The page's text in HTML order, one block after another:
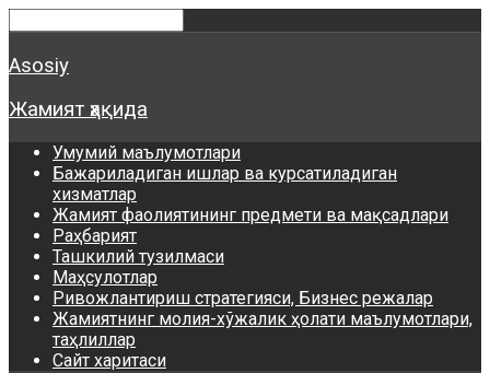
Asosiy
Жамият ҳақида
Умумий маълумотлари
Бажариладиган ишлар ва курсатиладиган
хизматлар
Жамият фаолиятининг предмети ва мақсадлари
Раҳбарият
Ташкилий тузилмаси
Маҳсулотлар
Ривожлантириш стратегияси, Бизнес режалар
Жамиятнинг молия-хўжалик ҳолати маълумотлари,
таҳлиллар
Сайт харитаси